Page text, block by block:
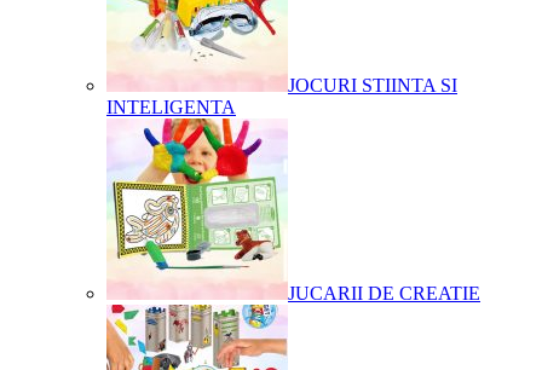
JOCURI STIINTA SI
INTELIGENTA
JUCARII DE CREATIE